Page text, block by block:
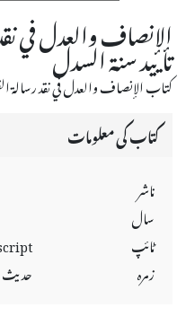
الإنصاف والعدل في
تأييد سنة السدل
كتاب الإنصاف والعدل في نقد رسالة
کتاب کی معلومات
ناشر
سال
ٹائپ
زمرہ
حديث